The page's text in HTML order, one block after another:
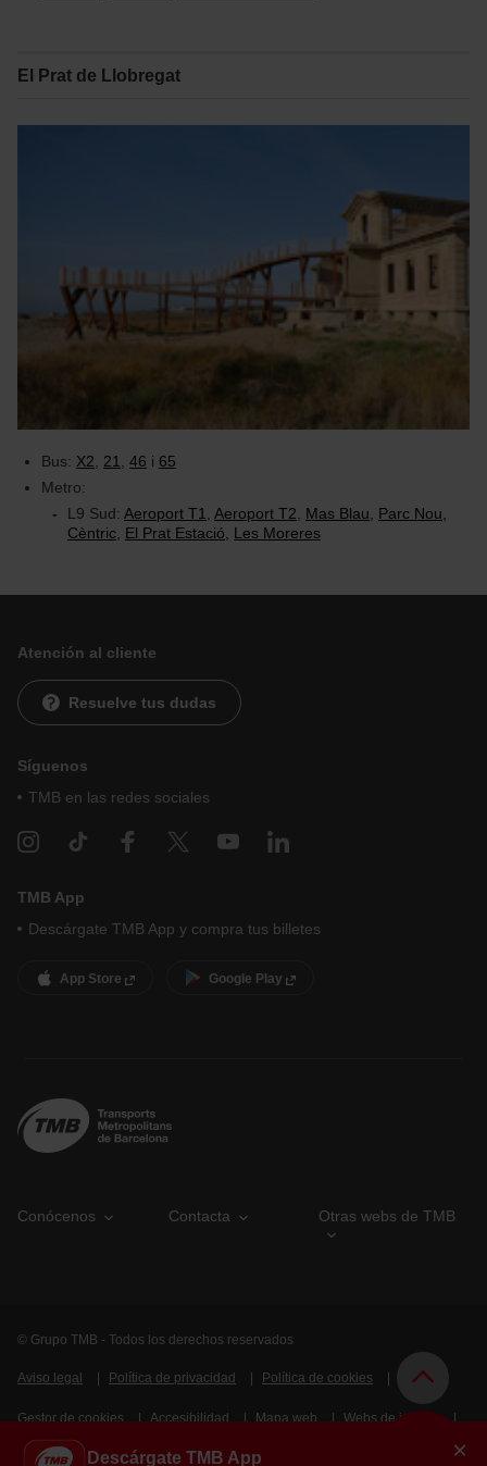
El Prat de Llobregat
Bus: X2, 21, 46 i 65
Metro:
L9 Sud: Aeroport T1, Aeroport T2, Mas Blau, Parc Nou,
Cèntric, El Prat Estació, Les Moreres
Atención al cliente
Resuelve tus dudas
Síguenos
TMB en las redes sociales
TMB App
Descárgate TMB App y compra tus billetes
App Store Google Play
Conócenos Contacta Otras webs de TMB
© Grupo TMB - Todos los derechos reservados
Aviso legal Política de privacidad Política de cookies
Gestor de cookies Accesibilidad Mapa web Webs de interés
Intranet Descárgate TMB App ×
¿En qué te puedo ayudar?